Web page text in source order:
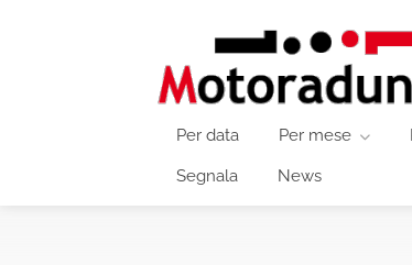
Per data Per mese
Segnala News